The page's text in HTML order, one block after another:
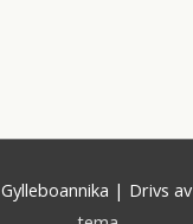
Gylleboannika | Drivs av